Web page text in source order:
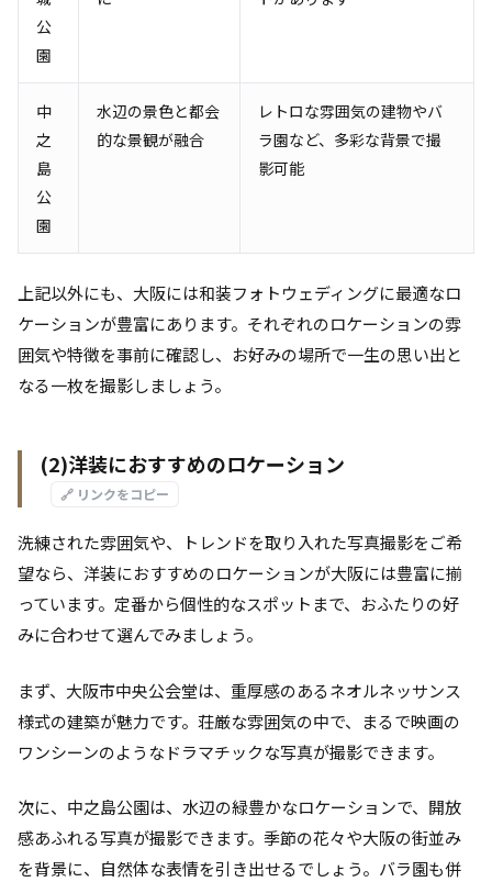
公
園
中
之
島
公
園
水辺の景色と都会
的な景観が融合
レトロな雰囲気の建物やバ
ラ園など、多彩な背景で撮
影可能
上記以外にも、大阪には和装フォトウェディングに最適なロ
ケーションが豊富にあります。それぞれのロケーションの雰
囲気や特徴を事前に確認し、お好みの場所で一生の思い出と
なる一枚を撮影しましょう。
(2)洋装におすすめのロケーション
🔗 リンクをコピー
洗練された雰囲気や、トレンドを取り入れた写真撮影をご希
望なら、洋装におすすめのロケーションが大阪には豊富に揃
っています。定番から個性的なスポットまで、おふたりの好
みに合わせて選んでみましょう。
まず、大阪市中央公会堂は、重厚感のあるネオルネッサンス
様式の建築が魅力です。荘厳な雰囲気の中で、まるで映画の
ワンシーンのようなドラマチックな写真が撮影できます。
次に、中之島公園は、水辺の緑豊かなロケーションで、開放
感あふれる写真が撮影できます。季節の花々や大阪の街並み
を背景に、自然体な表情を引き出せるでしょう。バラ園も併